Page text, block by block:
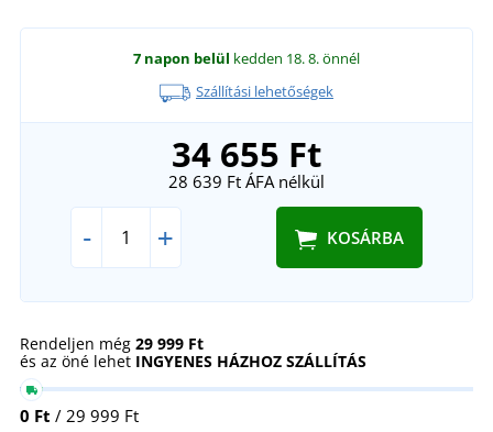
7 napon belül kedden 18. 8.önnél
Szállítási lehetőségek
34 655 Ft
28 639 Ft ÁFA nélkül
- + KOSÁRBA
Rendeljen még 29 999 Ft
és az öné lehet INGYENES HÁZHOZ SZÁLLÍTÁS
0 Ft / 29 999 Ft